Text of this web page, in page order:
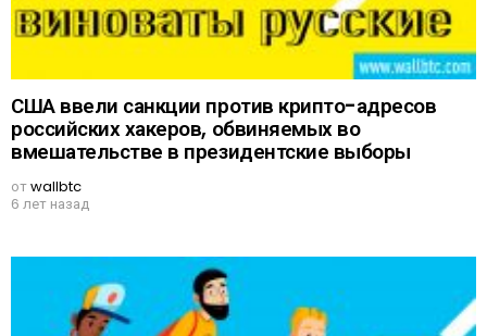
США ввели санкции против крипто-адресов
российских хакеров, обвиняемых во
вмешательстве в президентские выборы
отwallbtc
6 лет назад